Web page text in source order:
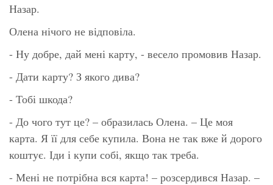
Назар.
Олена нічого не відповіла.
- Ну добре, дай мені карту, - весело промовив Назар.
- Дати карту? З якого дива?
- Тобі шкода?
- До чого тут це? – образилась Олена. – Це моя
карта. Я її для себе купила. Вона не так вже й дорого
коштує. Іди і купи собі, якщо так треба.
- Мені не потрібна вся карта! – розсердився Назар. –